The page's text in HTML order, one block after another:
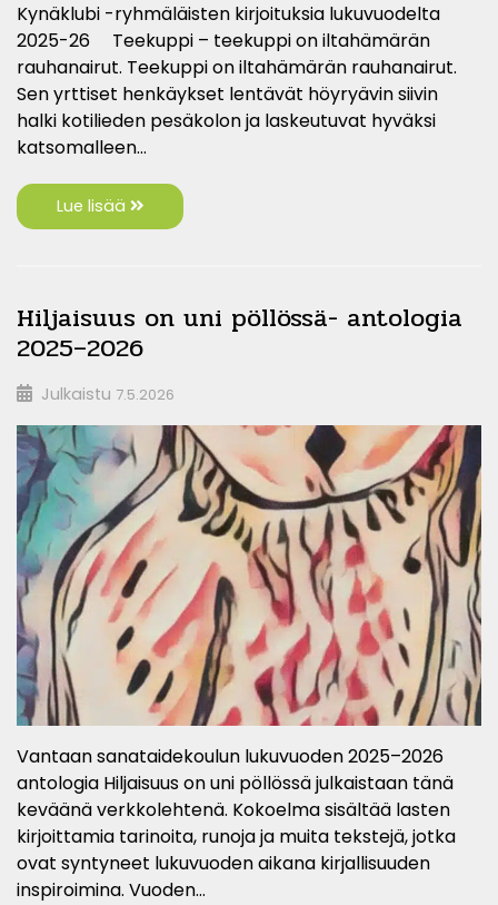
Kynäklubi -ryhmäläisten kirjoituksia lukuvuodelta
2025-26 Teekuppi – teekuppi on iltahämärän
rauhanairut. Teekuppi on iltahämärän rauhanairut.
Sen yrttiset henkäykset lentävät höyryävin siivin
halki kotilieden pesäkolon ja laskeutuvat hyväksi
katsomalleen…
Lue lisää
Hiljaisuus on uni pöllössä- antologia
2025–2026
Julkaistu 7.5.2026
Vantaan sanataidekoulun lukuvuoden 2025–2026
antologia Hiljaisuus on uni pöllössä julkaistaan tänä
keväänä verkkolehtenä. Kokoelma sisältää lasten
kirjoittamia tarinoita, runoja ja muita tekstejä, jotka
ovat syntyneet lukuvuoden aikana kirjallisuuden
inspiroimina. Vuoden…